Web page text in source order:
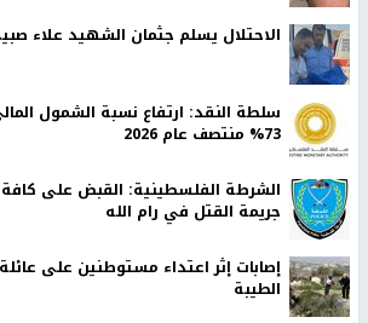
الاحتلال يسلم جثمان الشهيد علاء
سلطة النقد: ارتفاع نسبة الشمول
73% منتصف عام 2026
الشرطة الفلسطينية: القبض على كافة
جريمة القتل في رام الله
‏إصابات إثر اعتداء مستوطنين على
الطيبة